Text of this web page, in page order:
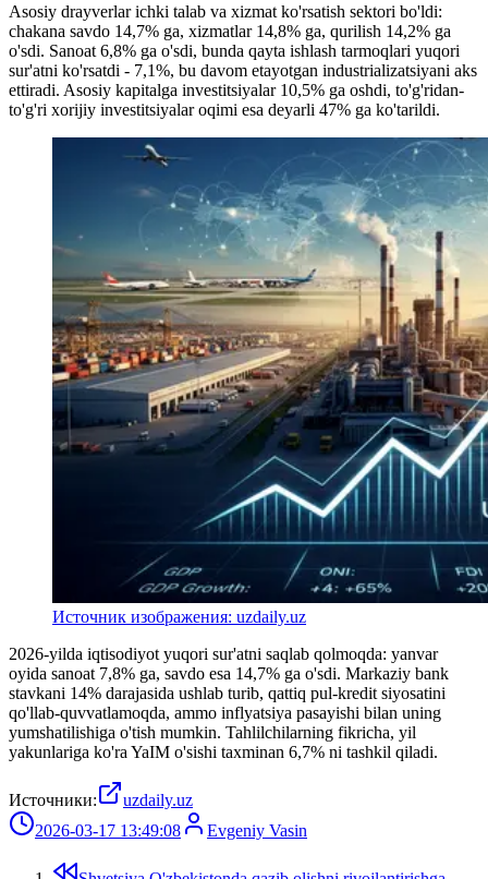
Asosiy drayverlar ichki talab va xizmat ko'rsatish sektori bo'ldi:
chakana savdo 14,7% ga, xizmatlar 14,8% ga, qurilish 14,2% ga
o'sdi. Sanoat 6,8% ga o'sdi, bunda qayta ishlash tarmoqlari yuqori
sur'atni ko'rsatdi - 7,1%, bu davom etayotgan industrializatsiyani aks
ettiradi. Asosiy kapitalga investitsiyalar 10,5% ga oshdi, to'g'ridan-
to'g'ri xorijiy investitsiyalar oqimi esa deyarli 47% ga ko'tarildi.
Источник изображения: uzdaily.uz
2026-yilda iqtisodiyot yuqori sur'atni saqlab qolmoqda: yanvar
oyida sanoat 7,8% ga, savdo esa 14,7% ga o'sdi. Markaziy bank
stavkani 14% darajasida ushlab turib, qattiq pul-kredit siyosatini
qo'llab-quvvatlamoqda, ammo inflyatsiya pasayishi bilan uning
yumshatilishiga o'tish mumkin. Tahlilchilarning fikricha, yil
yakunlariga ko'ra YaIM o'sishi taxminan 6,7% ni tashkil qiladi.
Источники:
uzdaily.uz
2026-03-17 13:49:08
Evgeniy Vasin